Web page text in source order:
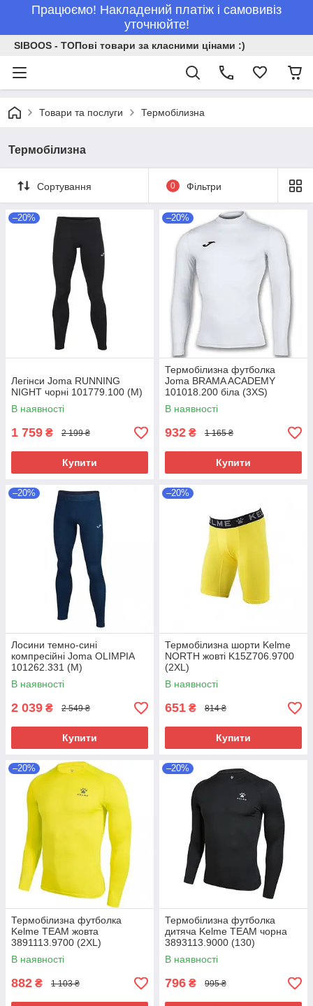
Працюємо! Накладений платіж і самовивіз
уточнюйте!
SIBOOS - ТОПові товари за класними цінами :)
Товари та послуги Термобілизна
Термобілизна
Сортування 0 Фільтри
–20%
Легінси Joma RUNNING
NIGHT чорні 101779.100 (М)
В наявності
1 759 ₴ 2 199 ₴
Купити
–20%
Термобілизна футболка
Joma BRAMA ACADEMY
101018.200 біла (3XS)
В наявності
932 ₴ 1 165 ₴
Купити
–20%
Лосини темно-сині
компресійні Joma OLIMPIA
101262.331 (М)
В наявності
2 039 ₴ 2 549 ₴
Купити
–20%
Термобілизна шорти Kelme
NORTH жовті K15Z706.9700
(2XL)
В наявності
651 ₴ 814 ₴
Купити
–20%
Термобілизна футболка
Kelme TEAM жовта
3891113.9700 (2XL)
В наявності
882 ₴ 1 103 ₴
–20%
Термобілизна футболка
дитяча Kelme TEAM чорна
3893113.9000 (130)
В наявності
796 ₴ 995 ₴